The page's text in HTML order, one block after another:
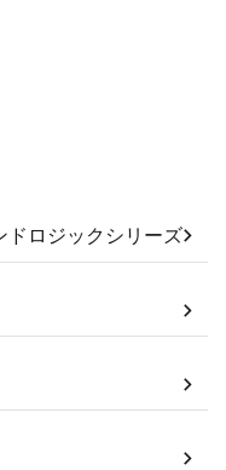
ドロジックシリーズ